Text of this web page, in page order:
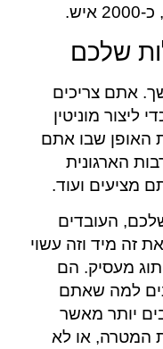
שלכם
אתם צריכים
ליצור מוניטין
האופן שבו אתם
הארגונית
מציעים ועוד.
העובדים
זה מיד וזה עשוי
מעסיק. הם
למה שאתם
יותר מאשר
המטרה, או לא